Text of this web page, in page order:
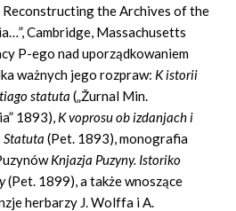
Reconstructing the Archives of the
Cambridge, Massachusetts
P-ego nad uporządkowaniem
ważnych jego rozpraw: K istorii
statuta(„Žurnal Min.
1893), Kvoprosuob izdanjach i
Statuta(Pet. 1893), monografia
Knjazja Puzyny. Istoriko
(Pet. 1899), a także wnoszące
herbarzy J. Wolffa i A.